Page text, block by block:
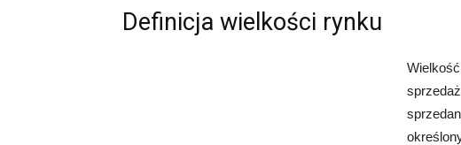
Definicja wielkości rynku